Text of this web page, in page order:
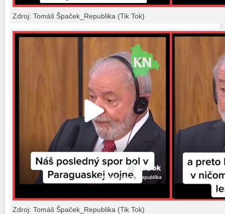
Zdroj: Tomáš Špaček_Republika (Tik Tok)
Zdroj: Tomáš Špaček_Republika (Tik Tok)